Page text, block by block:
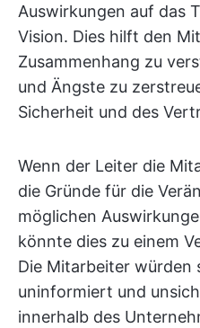
Auswirkungen auf das
Vision. Dies hilft den
Zusammenhang zu
und Ängste zu
Sicherheit und des
Wenn der Leiter die
die Gründe für die
möglichen
könnte dies zu einem
Die Mitarbeiter würden
uninformiert und
innerhalb des